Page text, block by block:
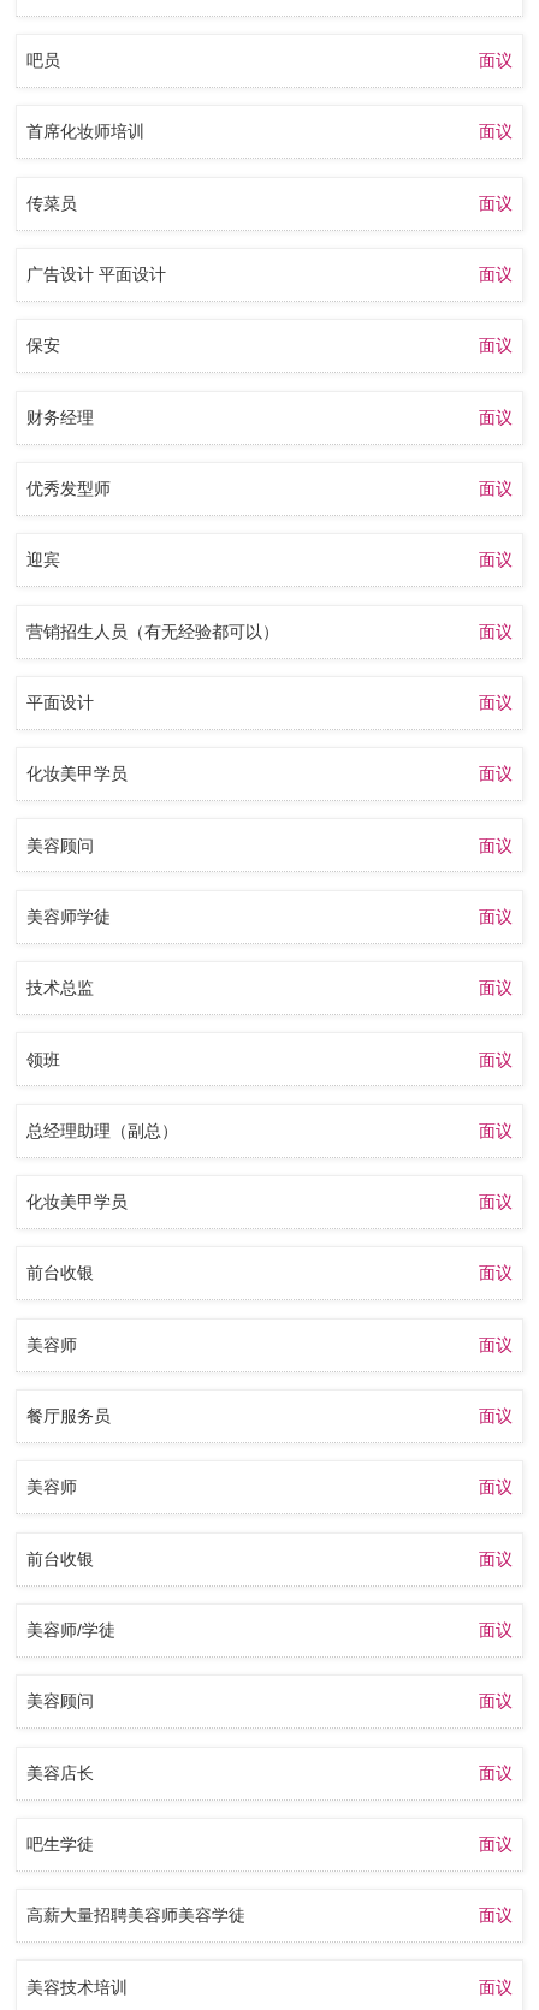
吧员 面议
首席化妆师培训 面议
传菜员 面议
广告设计 平面设计 面议
保安 面议
财务经理 面议
优秀发型师 面议
迎宾 面议
营销招生人员（有无经验都可以） 面议
平面设计 面议
化妆美甲学员 面议
美容顾问 面议
美容师学徒 面议
技术总监 面议
领班 面议
总经理助理（副总） 面议
化妆美甲学员 面议
前台收银 面议
美容师 面议
餐厅服务员 面议
美容师 面议
前台收银 面议
美容师/学徒 面议
美容顾问 面议
美容店长 面议
吧生学徒 面议
高薪大量招聘美容师美容学徒 面议
美容技术培训 面议